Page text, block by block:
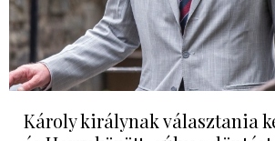
Károly királynak választania